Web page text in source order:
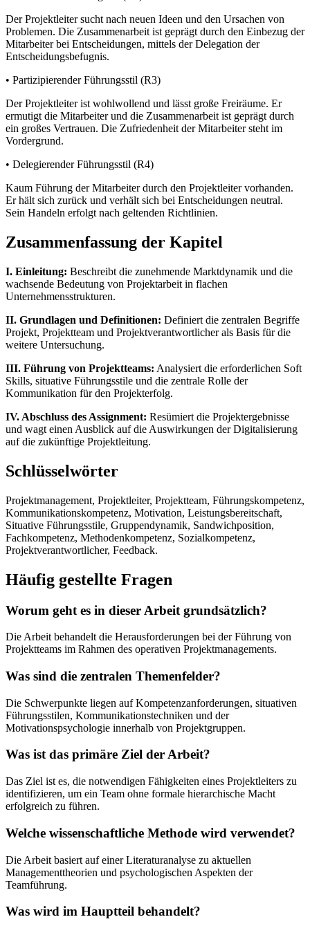
Der Projektleiter sucht nach neuen Ideen und den Ursachen von
Problemen. Die Zusammenarbeit ist geprägt durch den Einbezug der
Mitarbeiter bei Entscheidungen, mittels der Delegation der
Entscheidungsbefugnis.
• Partizipierender Führungsstil (R3)
Der Projektleiter ist wohlwollend und lässt große Freiräume. Er
ermutigt die Mitarbeiter und die Zusammenarbeit ist geprägt durch
ein großes Vertrauen. Die Zufriedenheit der Mitarbeiter steht im
Vordergrund.
• Delegierender Führungsstil (R4)
Kaum Führung der Mitarbeiter durch den Projektleiter vorhanden.
Er hält sich zurück und verhält sich bei Entscheidungen neutral.
Sein Handeln erfolgt nach geltenden Richtlinien.
Zusammenfassung der Kapitel
I. Einleitung: Beschreibt die zunehmende Marktdynamik und die
wachsende Bedeutung von Projektarbeit in flachen
Unternehmensstrukturen.
II. Grundlagen und Definitionen: Definiert die zentralen Begriffe
Projekt, Projektteam und Projektverantwortlicher als Basis für die
weitere Untersuchung.
III. Führung von Projektteams: Analysiert die erforderlichen Soft
Skills, situative Führungsstile und die zentrale Rolle der
Kommunikation für den Projekterfolg.
IV. Abschluss des Assignment: Resümiert die Projektergebnisse
und wagt einen Ausblick auf die Auswirkungen der Digitalisierung
auf die zukünftige Projektleitung.
Schlüsselwörter
Projektmanagement, Projektleiter, Projektteam, Führungskompetenz,
Kommunikationskompetenz, Motivation, Leistungsbereitschaft,
Situative Führungsstile, Gruppendynamik, Sandwichposition,
Fachkompetenz, Methodenkompetenz, Sozialkompetenz,
Projektverantwortlicher, Feedback.
Häufig gestellte Fragen
Worum geht es in dieser Arbeit grundsätzlich?
Die Arbeit behandelt die Herausforderungen bei der Führung von
Projektteams im Rahmen des operativen Projektmanagements.
Was sind die zentralen Themenfelder?
Die Schwerpunkte liegen auf Kompetenzanforderungen, situativen
Führungsstilen, Kommunikationstechniken und der
Motivationspsychologie innerhalb von Projektgruppen.
Was ist das primäre Ziel der Arbeit?
Das Ziel ist es, die notwendigen Fähigkeiten eines Projektleiters zu
identifizieren, um ein Team ohne formale hierarchische Macht
erfolgreich zu führen.
Welche wissenschaftliche Methode wird verwendet?
Die Arbeit basiert auf einer Literaturanalyse zu aktuellen
Managementtheorien und psychologischen Aspekten der
Teamführung.
Was wird im Hauptteil behandelt?